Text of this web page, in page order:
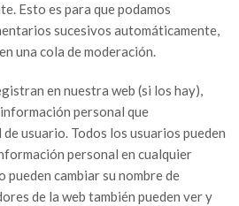
Esto es para que podamos
sucesivos automáticamente,
una cola de moderación.
en nuestra web (si los hay),
personal que
usuario. Todos los usuarios pueden
personal en cualquier
pueden cambiar su nombre de
de la web también pueden ver y